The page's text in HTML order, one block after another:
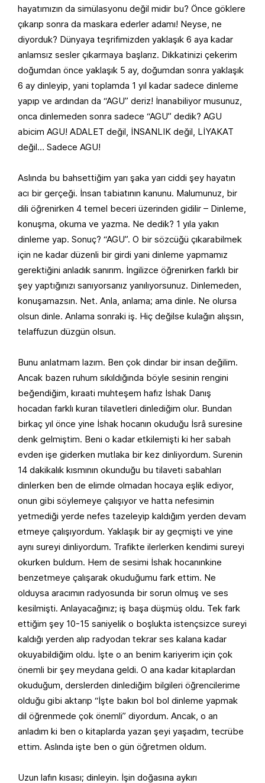
hayatımızın da simülasyonu değil midir bu? Önce göklere
çıkarıp sonra da maskara ederler adamı! Neyse, ne
diyorduk? Dünyaya teşrifimizden yaklaşık 6 aya kadar
anlamsız sesler çıkarmaya başlarız. Dikkatinizi çekerim
doğumdan önce yaklaşık 5 ay, doğumdan sonra yaklaşık
6 ay dinleyip, yani toplamda 1 yıl kadar sadece dinleme
yapıp ve ardından da “AGU” deriz! İnanabiliyor musunuz,
onca dinlemeden sonra sadece “AGU” dedik? AGU
abicim AGU! ADALET değil, İNSANLIK değil, LİYAKAT
değil… Sadece AGU!
Aslında bu bahsettiğim yarı şaka yarı ciddi şey hayatın
acı bir gerçeği. İnsan tabiatının kanunu. Malumunuz, bir
dili öğrenirken 4 temel beceri üzerinden gidilir – Dinleme,
konuşma, okuma ve yazma. Ne dedik? 1 yıla yakın
dinleme yap. Sonuç? “AGU”. O bir sözcüğü çıkarabilmek
için ne kadar düzenli bir girdi yani dinleme yapmamız
gerektiğini anladık sanırım. İngilizce öğrenirken farklı bir
şey yaptığınızı sanıyorsanız yanılıyorsunuz. Dinlemeden,
konuşamazsın. Net. Anla, anlama; ama dinle. Ne olursa
olsun dinle. Anlama sonraki iş. Hiç değilse kulağın alışsın,
telaffuzun düzgün olsun.
Bunu anlatmam lazım. Ben çok dindar bir insan değilim.
Ancak bazen ruhum sıkıldığında böyle sesinin rengini
beğendiğim, kıraati muhteşem hafız İshak Danış
hocadan farklı kuran tilavetleri dinlediğim olur. Bundan
birkaç yıl önce yine İshak hocanın okuduğu İsrâ suresine
denk gelmiştim. Beni o kadar etkilemişti ki her sabah
evden işe giderken mutlaka bir kez dinliyordum. Surenin
14 dakikalık kısmının okunduğu bu tilaveti sabahları
dinlerken ben de elimde olmadan hocaya eşlik ediyor,
onun gibi söylemeye çalışıyor ve hatta nefesimin
yetmediği yerde nefes tazeleyip kaldığım yerden devam
etmeye çalışıyordum. Yaklaşık bir ay geçmişti ve yine
aynı sureyi dinliyordum. Trafikte ilerlerken kendimi sureyi
okurken buldum. Hem de sesimi İshak hocanınkine
benzetmeye çalışarak okuduğumu fark ettim. Ne
olduysa aracımın radyosunda bir sorun olmuş ve ses
kesilmişti. Anlayacağınız; iş başa düşmüş oldu. Tek fark
ettiğim şey 10-15 saniyelik o boşlukta istençsizce sureyi
kaldığı yerden alıp radyodan tekrar ses kalana kadar
okuyabildiğim oldu. İşte o an benim kariyerim için çok
önemli bir şey meydana geldi. O ana kadar kitaplardan
okuduğum, derslerden dinlediğim bilgileri öğrencilerime
olduğu gibi aktarıp “İşte bakın bol bol dinleme yapmak
dil öğrenmede çok önemli” diyordum. Ancak, o an
anladım ki ben o kitaplarda yazan şeyi yaşadım, tecrübe
ettim. Aslında işte ben o gün öğretmen oldum.
Uzun lafın kısası; dinleyin. İşin doğasına aykırı